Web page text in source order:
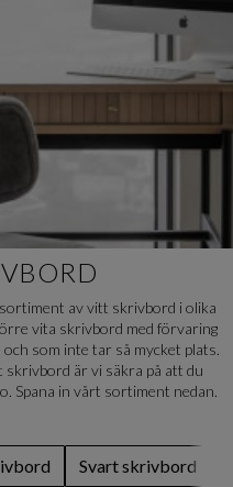
av vitt skrivbord i olika
vita skrivbord med förvaring
som inte tar så mycket plats.
är vi säkra på att du
Spana in vårt sortiment nedan.
Svart skrivbord